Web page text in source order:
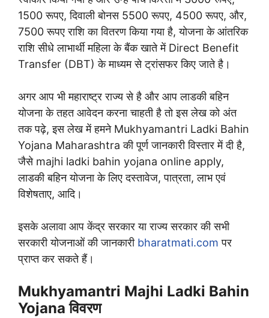
1500 रूपए, दिवाली बोनस 5500 रूपए, 4500 रूपए, और,
7500 रूपए राशि का वितरण किया गया है, योजना के आंतरिक
राशि सीधे लाभार्थी महिला के बैंक खाते में Direct Benefit
Transfer (DBT) के माध्यम से ट्रांसफर किए जाते है।
अगर आप भी महाराष्ट्र राज्य से है और आप लाडकी बहिन
योजना के तहत आवेदन करना चाहती है तो इस लेख को अंत
तक पढ़े, इस लेख में हमने Mukhyamantri Ladki Bahin
Yojana Maharashtra की पूर्ण जानकारी विस्तार में दी है,
जैसे majhi ladki bahin yojana online apply,
लाडकी बहिन योजना के लिए दस्तावेज, पात्रता, लाभ एवं
विशेषताए, आदि।
इसके अलावा आप केंद्र सरकार या राज्य सरकार की सभी
सरकारी योजनाओं की जानकारी bharatmati.com पर
प्राप्त कर सकते हैं।
Mukhyamantri Majhi Ladki Bahin
Yojana विवरण